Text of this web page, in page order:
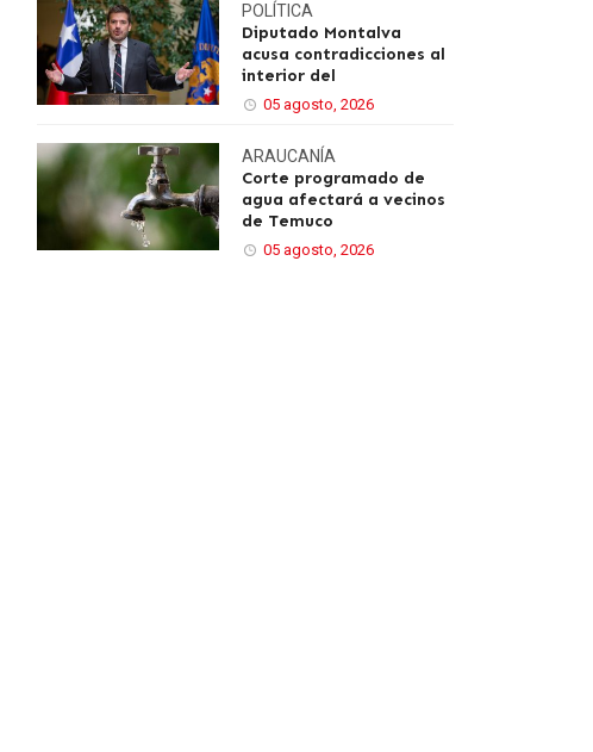
POLÍTICA
Diputado Montalva
acusa contradicciones al
interior del
05 agosto, 2026
ARAUCANÍA
Corte programado de
agua afectará a vecinos
de Temuco
05 agosto, 2026